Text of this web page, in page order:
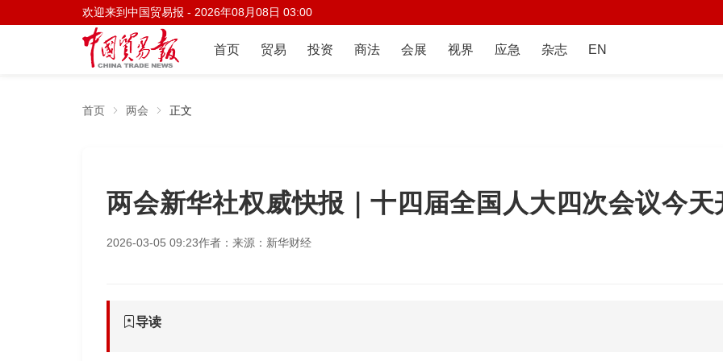
欢迎来到中国贸易报 - 2026年08月08日 03:00
首页 贸易 投资 商法 会展 视界 应急 杂志 EN
首页 两会 正文
两会新华社权威快报｜十四届全国人大四次会议今天
2026-03-05 09:23作者： 来源：新华财经
导读